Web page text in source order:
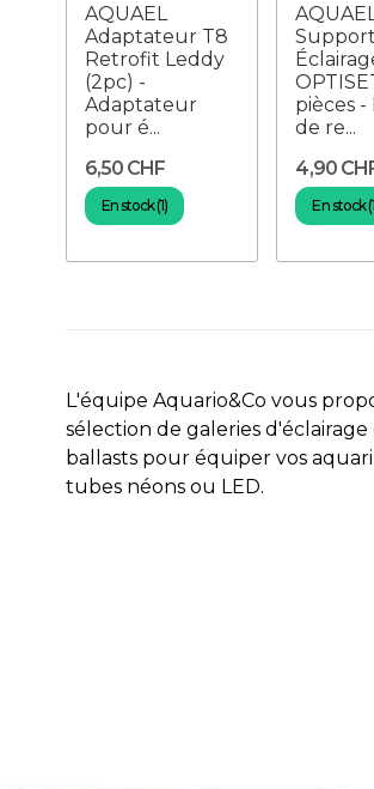
AQUAEL
Adaptateur T8
Retrofit Leddy
(2pc) -
Adaptateur
pour é...
6,50 CHF
En stock (1)
pièces -
de re...
4,90
En stock
L'équipe Aquario&Co vous
sélection de galeries d'éclairage
ballasts pour équiper vos
tubes néons ou LED.